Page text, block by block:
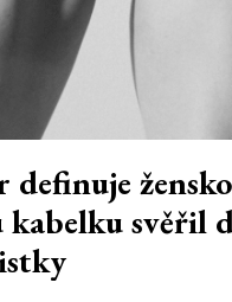
definuje
kabelku svěřil